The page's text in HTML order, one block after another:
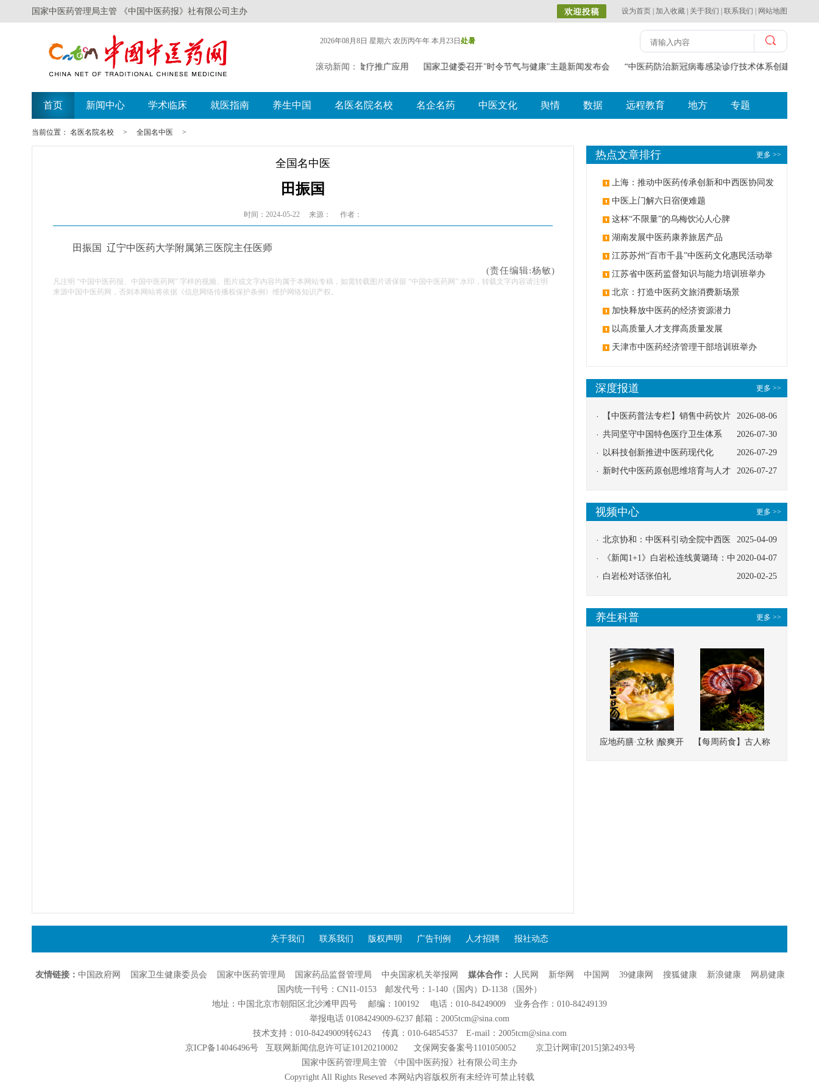
国家中医药管理局主管 《中国中医药报》社有限公司主办 设为首页 加入收藏 关于我们 联系我们 网站地图
2026年08月8日 星期六 农历丙午年 本月23日 处暑
滚动新闻：
遗失声明 广西举办比赛探索中（壮瑶）药药膳食疗推广应用 国家卫健委召开"时令节气与健康"主题新闻发布会 “中医药防治新冠病毒感染诊疗技术体系创建与应
首页 新闻中心 学术临床 就医指南 养生中国 名医名院名校 名企名药 中医文化 舆情 数据 远程教育 地方 专题
当前位置： 名医名院名校 > 全国名中医 >
全国名中医
田振国
时间：2024-05-22 来源： 作者：
田振国 辽宁中医药大学附属第三医院主任医师
(责任编辑:杨敏)
凡注明 “中国中医药报、中国中医药网” 字样的视频、图片或文字内容均属于本网站专稿，如需转载图片请保留 “中国中医药网” 水印，转载文字内容请注明
来源中国中医药网，否则本网站将依据《信息网络传播权保护条例》维护网络知识产权。
更多 >>
热点文章排行
上海：推动中医药传承创新和中西医协同发
展 中医上门解六日宿便难题
这杯“不限量”的乌梅饮沁人心脾
湖南发展中医药康养旅居产品
江苏苏州“百市千县”中医药文化惠民活动举
办 江苏省中医药监督知识与能力培训班举办
北京：打造中医药文旅消费新场景
加快释放中医药的经济资源潜力
以高质量人才支撑高质量发展
天津市中医药经济管理干部培训班举办
更多 >>
深度报道
2026-08-06
【中医药普法专栏】销售中药饮片
应告知煎服方法及注意事项
2026-07-30
共同坚守中国特色医疗卫生体系
2026-07-29
以科技创新推进中医药现代化
2026-07-27
新时代中医药原创思维培育与人才
更多 >>
视频中心
2025-04-09
北京协和：中医科引动全院中西医
协同
2020-04-07
《新闻1+1》白岩松连线黄璐琦：中
医救治的临床效果
2020-02-25
白岩松对话张伯礼
更多 >>
养生科普
应地药膳·立秋 |酸爽开
【每周药食】古人称
关于我们 联系我们 版权声明 广告刊例 人才招聘 报社动态
友情链接： 中国政府网 国家卫生健康委员会 国家中医药管理局 国家药品监督管理局 中央国家机关举报网 媒体合作： 人民网 新华网 中国网 39健康网 搜狐健康 新浪健康
网易健康
国内统一刊号：CN11-0153 邮发代号：1-140（国内）D-1138（国外）
地址：中国北京市朝阳区北沙滩甲四号 邮编：100192 电话：010-84249009 业务合作：010-84249139
举报电话 01084249009-6237 邮箱：2005tcm@sina.com
技术支持：010-84249009转6243 传真：010-64854537 E-mail：2005tcm@sina.com
京ICP备14046496号
互联网新闻信息许可证10120210002文保网安备案号1101050052 京卫计网审[2015]第2493号
国家中医药管理局主管 《中国中医药报》社有限公司主办
Copyright All Rights Reseved 本网站内容版权所有未经许可禁止转载